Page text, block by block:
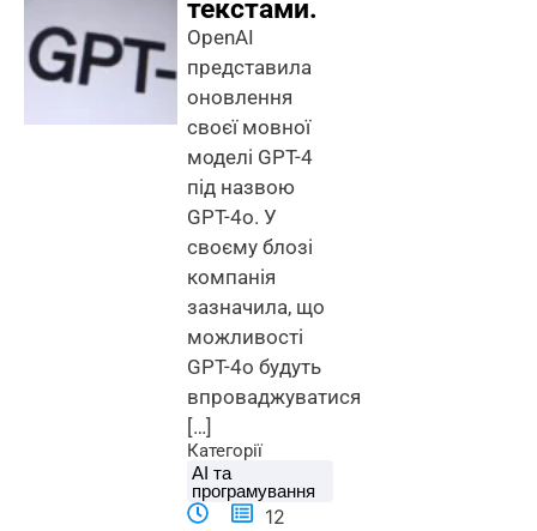
текстами.
OpenAI
представила
оновлення
своєї мовної
моделі GPT-4
під назвою
GPT-4o. У
своєму блозі
компанія
зазначила, що
можливості
GPT-4o будуть
впроваджуватися
[…]
Категорії
AI та
програмування
12